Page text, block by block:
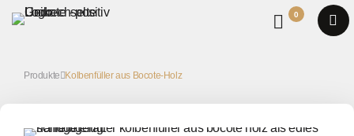
0
Produkte Kolbenfüller aus Bocote-Holz